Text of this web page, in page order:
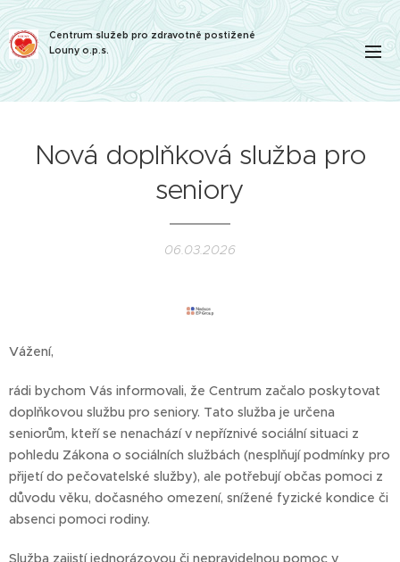
Centrum služeb pro zdravotně postižené
Louny o.p.s.
Nová doplňková služba pro
seniory
06.03.2026
Vážení,
rádi bychom Vás informovali, že Centrum začalo poskytovat
doplňkovou službu pro seniory. Tato služba je určena
seniorům, kteří se nenachází v nepříznivé sociální situaci z
pohledu Zákona o sociálních službách (nesplňují podmínky pro
přijetí do pečovatelské služby), ale potřebují občas pomoci z
důvodu věku, dočasného omezení, snížené fyzické kondice či
absenci pomoci rodiny.
Služba zajistí jednorázovou či nepravidelnou pomoc v